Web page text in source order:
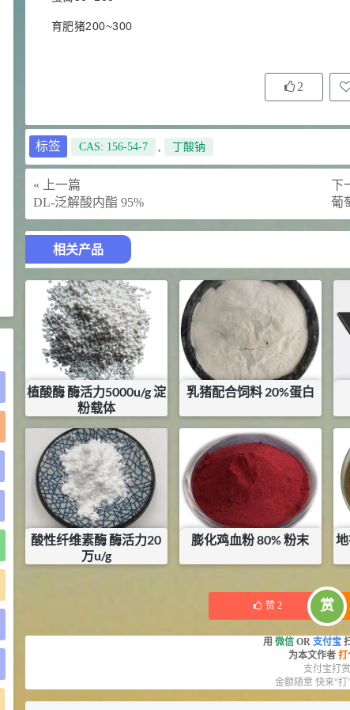
育肥猪200~300
2
标签 CAS: 156-54-7 , 丁酸钠
« 上一篇
DL-泛解酸内酯 95%
下
葡
相关产品
植酸酶 酶活力5000u/g 淀
粉载体
¥6.36
库存：0KG
乳猪配合饲料 20%蛋白
¥2.315
库存：25KG
酸性纤维素酶 酶活力20
万u/g
膨化鸡血粉 80% 粉末
库存：21KG
赞 2 赏
用 微信 OR 支付宝
为本文作者 打
支付宝打赏
金额随意 快来“打
475 9 硬脂富马酸钠 99%
浏览量 - 1.54w
2021-06-19
34.8 10 DL-蛋氨酸 99%
浏览量 - 1.48w
2021-06-21 食品添加剂原料